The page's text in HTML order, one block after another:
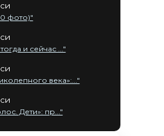
фото)"
и сейчас ..."
века»:..."
Дети»: пр..."